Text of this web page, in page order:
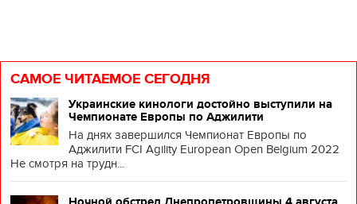
САМОЕ ЧИТАЕМОЕ СЕГОДНЯ
Украинские кинологи достойно выступили на
Чемпионате Европы по Аджилити
На днях завершился Чемпионат Европы по
Аджилити FCI Agility European Open Belgium 2022
Не смотря на трудн...